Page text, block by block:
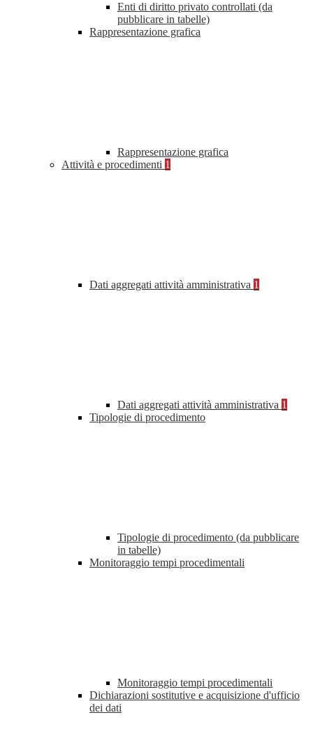
Enti di diritto privato controllati (da
pubblicare in tabelle)
Rappresentazione grafica
Rappresentazione grafica
Attività e procedimenti 1
Dati aggregati attività amministrativa 1
Dati aggregati attività amministrativa 1
Tipologie di procedimento
Tipologie di procedimento (da pubblicare
in tabelle)
Monitoraggio tempi procedimentali
Monitoraggio tempi procedimentali
Dichiarazioni sostitutive e acquisizione d'ufficio
dei dati